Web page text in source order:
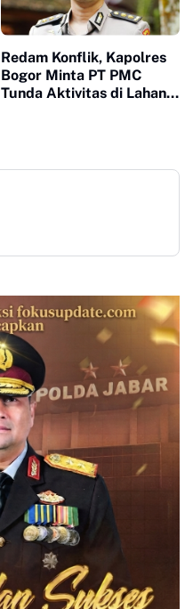
Redam Konflik, Kapolres
Bogor Minta PT PMC
Tunda Aktivitas di Lahan